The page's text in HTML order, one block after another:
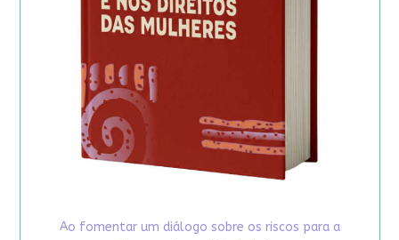
Ao fomentar um diálogo sobre os riscos para a